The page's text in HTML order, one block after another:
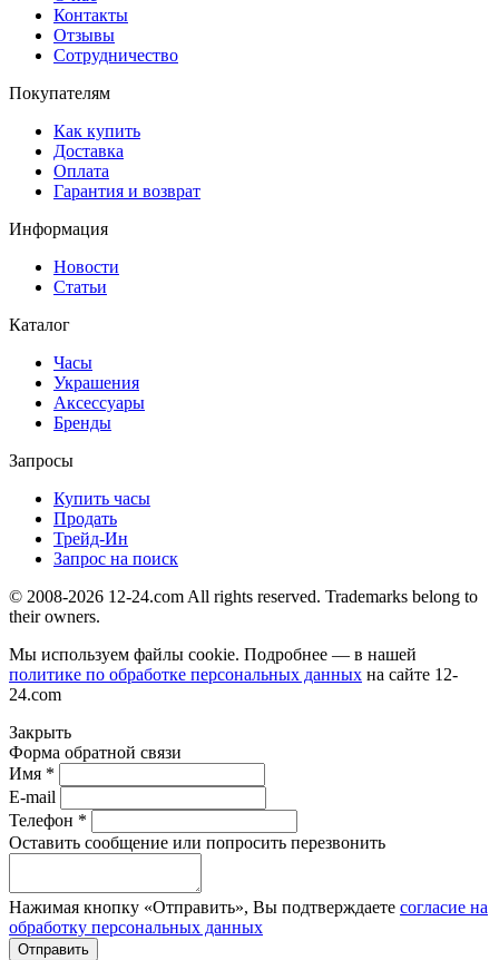
Контакты
Отзывы
Сотрудничество
Покупателям
Как купить
Доставка
Оплата
Гарантия и возврат
Информация
Новости
Статьи
Каталог
Часы
Украшения
Аксессуары
Бренды
Запросы
Купить часы
Продать
Трейд-Ин
Запрос на поиск
© 2008-2026 12-24.com All rights reserved. Trademarks belong to
their owners.
Мы используем файлы cookie. Подробнее — в нашей
политике по обработке персональных данных на сайте 12-
24.com
Закрыть
Форма обратной связи
Имя *
E-mail
Телефон *
Оставить сообщение или попросить перезвонить
Нажимая кнопку «Отправить», Вы подтверждаете согласие на
обработку персональных данных
Отправить